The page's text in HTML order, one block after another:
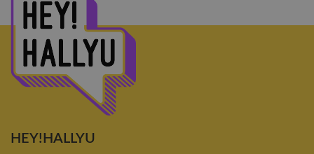
HEY!HALLYU